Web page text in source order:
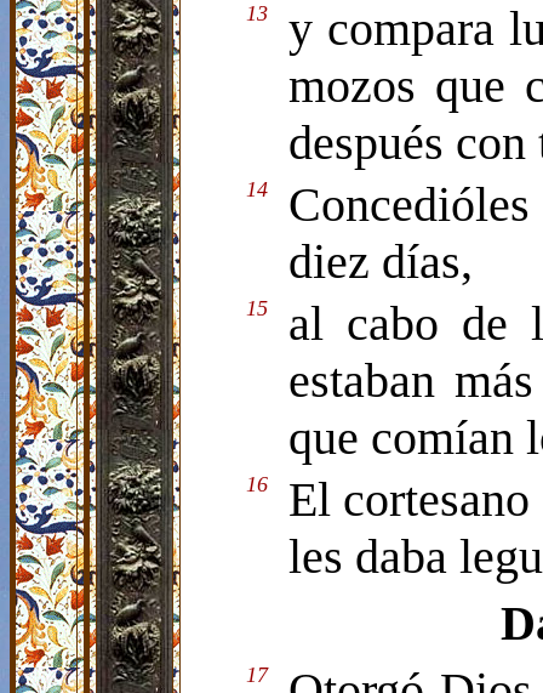
13
y compara
mozos que
después
14
diez días,
15
al cabo de
estaban
que comían
16
El
les daba
17